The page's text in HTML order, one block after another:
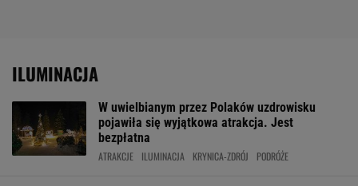
ILUMINACJA
W uwielbianym przez Polaków uzdrowisku
pojawiła się wyjątkowa atrakcja. Jest
bezpłatna
ATRAKCJE ILUMINACJA KRYNICA-ZDRÓJ PODRÓŻE